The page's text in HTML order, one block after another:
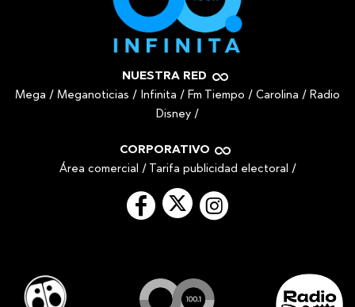
NUESTRA RED
Mega / Meganoticias / Infinita / Fm Tiempo / Carolina / Radio
Disney /
CORPORATIVO
Área comercial / Tarifa publicidad electoral /